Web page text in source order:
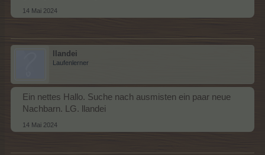
14 Mai 2024
llandei
Laufenlerner
Ein nettes Hallo. Suche nach ausmisten ein paar neue
Nachbarn. LG. llandei
14 Mai 2024